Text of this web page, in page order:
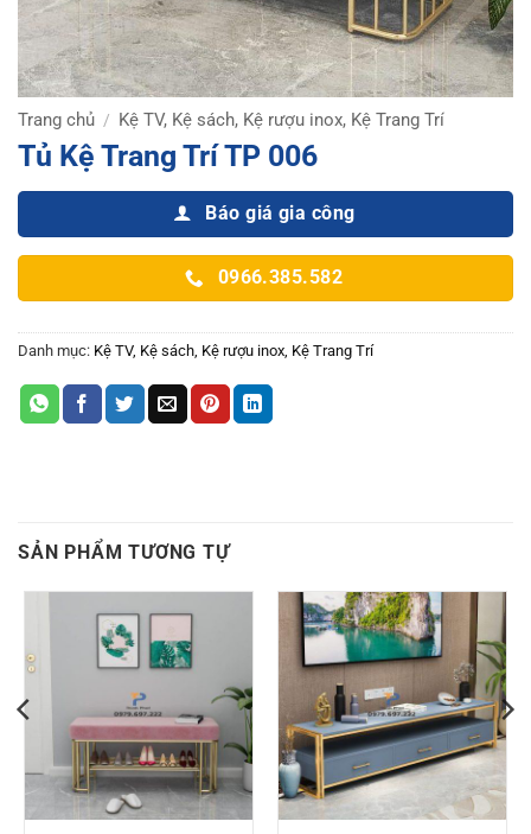
Trang chủ / Kệ TV, Kệ sách, Kệ rượu inox, Kệ Trang Trí
Tủ Kệ Trang Trí TP 006
Báo giá gia công
0966.385.582
Danh mục: Kệ TV, Kệ sách, Kệ rượu inox, Kệ Trang Trí
SẢN PHẨM TƯƠNG TỰ